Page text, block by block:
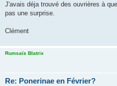
J'avais déja trouvé des ouvrières à
pas une surprise.
Clément
Rumsaïs Blatrix
Re: Ponerinae en Février?